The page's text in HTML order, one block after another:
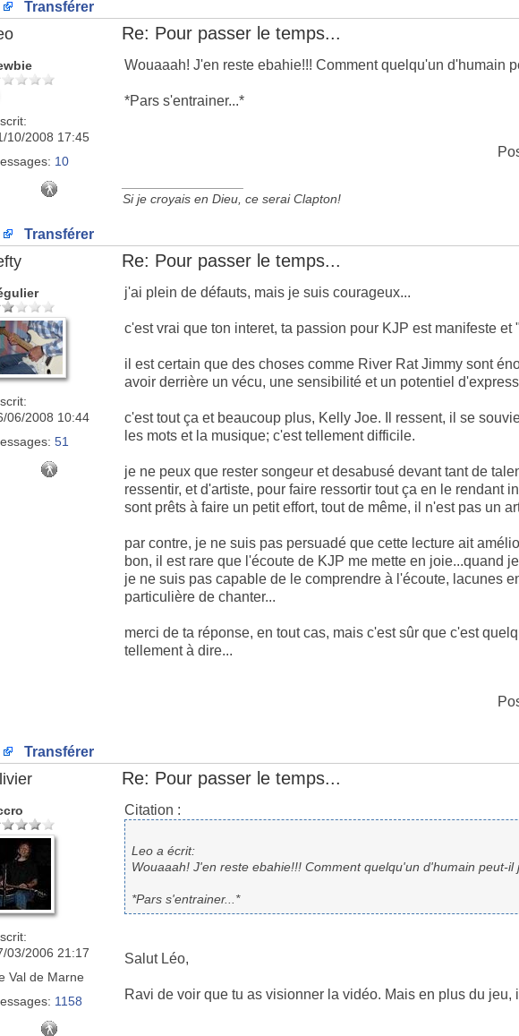
Transférer
Re: Pour passer le temps...
10/2008 17:45
10
Wouaaah! J'en reste ebahie!!! Comment quelqu'un d'humain
*Pars s'entrainer...*
Si je croyais en Dieu, ce serai Clapton!
Transférer
Re: Pour passer le temps...
06/2008 10:44
51
j'ai plein de défauts, mais je suis courageux...
c'est vrai que ton interet, ta passion pour KJP est manifeste et
il est certain que des choses comme River Rat Jimmy sont
avoir derrière un vécu, une sensibilité et un potentiel
c'est tout ça et beaucoup plus, Kelly Joe. Il ressent, il se
les mots et la musique; c'est tellement difficile.
je ne peux que rester songeur et desabusé devant tant de
ressentir, et d'artiste, pour faire ressortir tout ça en le rendant
sont prêts à faire un petit effort, tout de même, il n'est pas un
par contre, je ne suis pas persuadé que cette lecture ait
bon, il est rare que l'écoute de KJP me mette en joie...quand
je ne suis pas capable de le comprendre à l'écoute, lacunes
particulière de chanter...
merci de ta réponse, en tout cas, mais c'est sûr que c'est
tellement à dire...
Transférer
Re: Pour passer le temps...
03/2006 21:17
Val de Marne
1158
Citation :
Leo a écrit:
Wouaaah! J'en reste ebahie!!! Comment quelqu'un d'humain peut-il
*Pars s'entrainer...*
Salut Léo,
Ravi de voir que tu as visionner la vidéo. Mais en plus du jeu,